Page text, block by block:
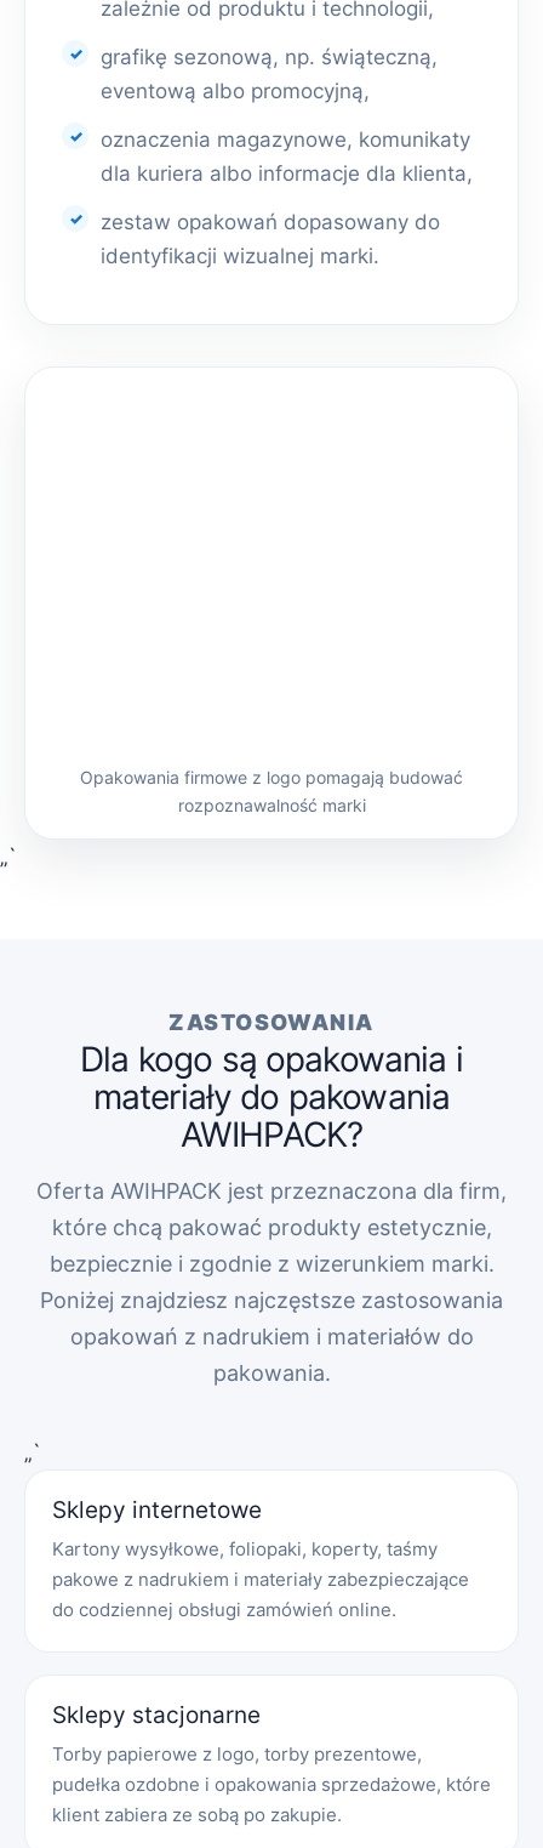
zależnie od produktu i technologii,
grafikę sezonową, np. świąteczną,
eventową albo promocyjną,
oznaczenia magazynowe, komunikaty
dla kuriera albo informacje dla klienta,
zestaw opakowań dopasowany do
identyfikacji wizualnej marki.
Opakowania firmowe z logo pomagają budować
rozpoznawalność marki
„`
ZASTOSOWANIA
Dla kogo są opakowania i
materiały do pakowania
AWIHPACK?
Oferta AWIHPACK jest przeznaczona dla firm,
które chcą pakować produkty estetycznie,
bezpiecznie i zgodnie z wizerunkiem marki.
Poniżej znajdziesz najczęstsze zastosowania
opakowań z nadrukiem i materiałów do
pakowania.
„`
Sklepy internetowe
Kartony wysyłkowe, foliopaki, koperty, taśmy
pakowe z nadrukiem i materiały zabezpieczające
do codziennej obsługi zamówień online.
Sklepy stacjonarne
Torby papierowe z logo, torby prezentowe,
pudełka ozdobne i opakowania sprzedażowe, które
klient zabiera ze sobą po zakupie.